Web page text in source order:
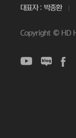
대표자 : 박종환
Copyright © HD